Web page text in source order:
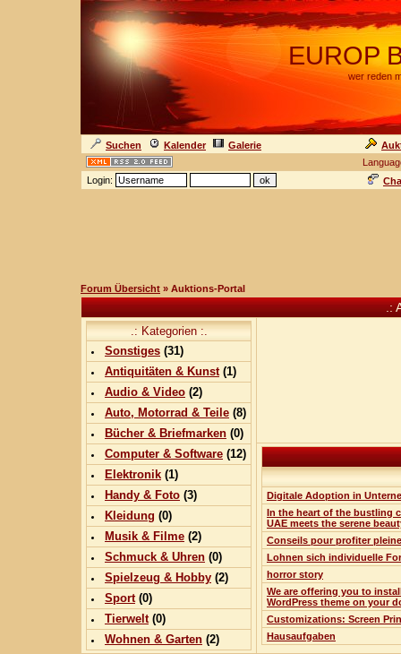
EUROP
wer reden
Suchen Kalender Galerie
Login:
Forum Übersicht » Auktions-Portal
.:
.: Kategorien :.
Sonstiges (31)
Antiquitäten & Kunst(1)
Audio & Video (2)
Auto, Motorrad & Teile (8)
Bücher & Briefmarken (0)
Computer & Software (12)
Elektronik (1)
Handy & Foto (3)
Kleidung (0)
Musik & Filme (2)
Schmuck & Uhren (0)
Spielzeug & Hobby (2)
Sport(0)
Tierwelt(0)
Wohnen & Garten (2)
Digitale Adoption in
In the heart of the bustling
UAE meets the serene
Conseils pour profiter
Lohnen sich individuelle
horror story
We are offering you to
WordPress theme on your
Customizations: Screen
Hausaufgaben